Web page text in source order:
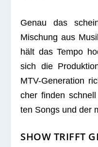
Genau das
Mischung aus
hält das Tempo
sich die
MTV-Gene­ra­tion
cher fin­den
ten Songs und der
SHOW TRIFFT